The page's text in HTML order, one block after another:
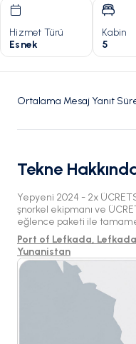
Hizmet Türü
Esnek
Kabin
5
Ortalama Mesaj Yanıt
Tekne
Yepyeni 2024 - 2x
şnorkel ekipmanı ve
eğlence paketi ile
Port of Lefkada,
Yunanistan